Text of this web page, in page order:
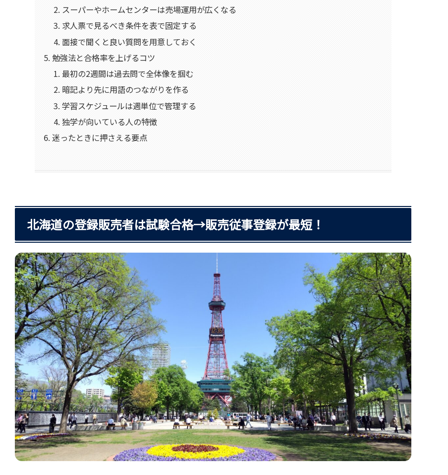
スーパーやホームセンターは売場運用が広くなる
求人票で見るべき条件を表で固定する
面接で聞くと良い質問を用意しておく
勉強法と合格率を上げるコツ
最初の2週間は過去問で全体像を掴む
暗記より先に用語のつながりを作る
学習スケジュールは週単位で管理する
独学が向いている人の特徴
迷ったときに押さえる要点
北海道の登録販売者は試験合格→販売従事登録が最短！